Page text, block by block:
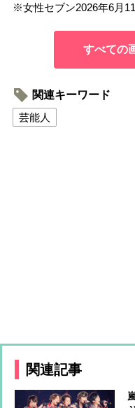
※女性セブン2026年6月
すべての
関連キーワード
芸能人
関連記事